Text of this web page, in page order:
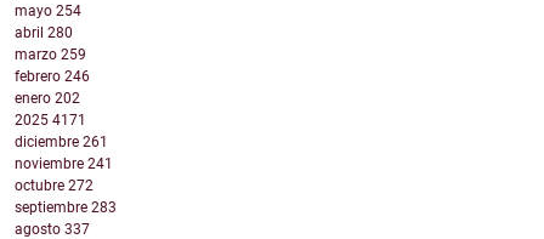
mayo 254
abril 280
marzo 259
febrero 246
enero 202
2025 4171
diciembre 261
noviembre 241
octubre 272
septiembre 283
agosto 337